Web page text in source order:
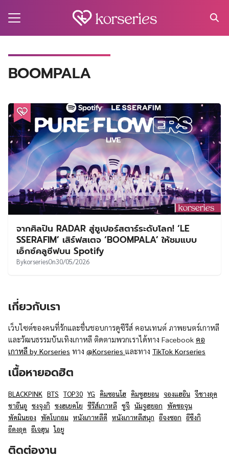
BOOMPALA
จากศิลปิน RADAR สู่ซูเปอร์สตาร์ระดับโลก! ‘LE
SSERAFIM’ เสิร์ฟสเตจ ‘BOOMPALA’ ให้ชมแบบ
เอ็กซ์คลูซีฟบน Spotify
BykorseriesOn30/05/2026
เกี่ยวกับเรา
เว็บไซต์ของคนที่รักและชื่นชอบการดูซีรีส์ คอนเทนต์ ภาพยนตร์เกาหลี
และวัฒนธรรมบันเทิงเกาหลี ติดตามพวกเราได้ทาง Facebook คอ
เกาหลี by Korseries ทาง @Korseries และทาง TikTok Korseries
เนื้อหายอดฮิต
BLACKPINK BTS TOP30 YG คิมซอนโฮ คิมซูฮยอน จองแฮอิน จีชางอุค
ชาอึนอู ซงจุงกิ ซงฮเยคโย ซีรีส์เกาหลี ซูจี นัมจูฮยอก พัคซอจุน
พัคมินยอง พัคโบกอม หนังเกาหลีดี หนังเกาหลีสนุก อีจงซอก อีซึงกิ
อีดงอุค อีเจฮุน ไอยู
ติดต่องาน